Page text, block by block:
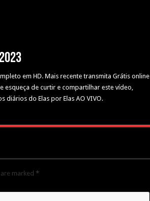
em HD. Mais recente transmita Grátis online
esqueça de curtir e compartilhar este vídeo,
do Elas por Elas AO VIVO.
marked *